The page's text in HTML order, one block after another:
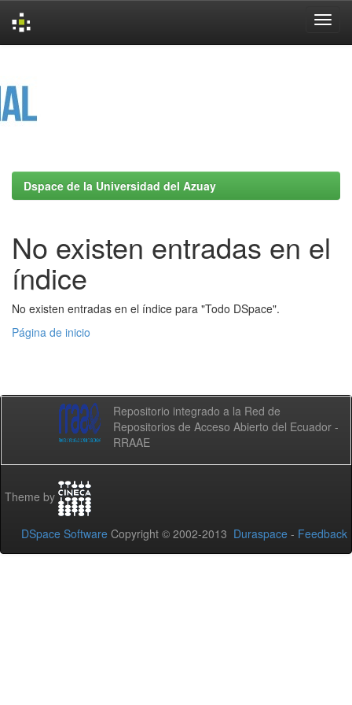
Dspace de la Universidad del Azuay
No existen entradas en el
índice
No existen entradas en el índice para "Todo DSpace".
Página de inicio
Repositorio integrado a la Red de
Repositorios de Acceso Abierto del Ecuador -
RRAAE
Theme by
DSpace Software Copyright © 2002-2013 Duraspace - Feedback